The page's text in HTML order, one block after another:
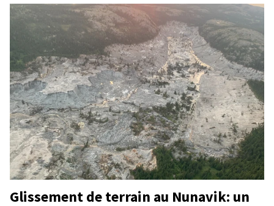
Glissement de terrain au Nunavik: un